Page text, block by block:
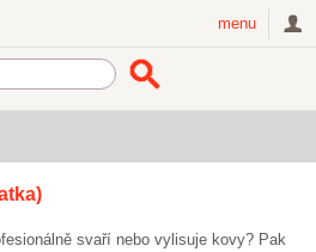
menu
svaří nebo vylisuje kovy? Pak